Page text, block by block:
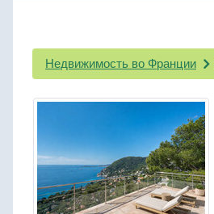
Недвижимость во Франции